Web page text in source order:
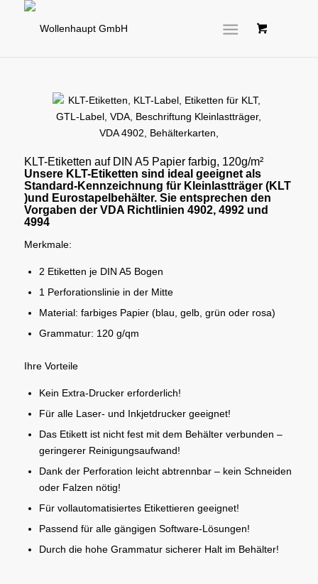
KLT-Etiketten auf DIN A5 Papier farbig, 120g/m²
Unsere KLT-Etiketten sind ideal geeignet als
Standard-Kennzeichnung für Kleinlastträger (KLT
)und Eurostapelbehälter. Sie entsprechen den
Vorgaben der VDA Richtlinien 4902, 4992 und
4994
Merkmale:
2 Etiketten je DIN A5 Bogen
1 Perforationslinie in der Mitte
Material: farbiges Papier (blau, gelb, grün oder rosa)
Grammatur: 120 g/qm
Ihre Vorteile
Kein Extra-Drucker erforderlich!
Für alle Laser- und Inkjetdrucker geeignet!
Das Etikett ist nicht fest mit dem Behälter verbunden –
geringerer Reinigungsaufwand!
Dank der Perforation leicht abtrennbar – kein Schneiden
oder Falzen nötig!
Für vollautomatisiertes Etikettieren geeignet!
Passend für alle gängigen Software-Lösungen!
Durch die hohe Grammatur sicherer Halt im Behälter!